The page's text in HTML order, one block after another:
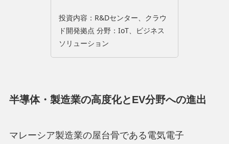
投資内容：R&Dセンター、クラウ
ド開発拠点 分野：IoT、ビジネス
ソリューション
半導体・製造業の高度化とEV分野への進出
マレーシア製造業の屋台骨である電気電子